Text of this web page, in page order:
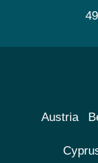
Austria